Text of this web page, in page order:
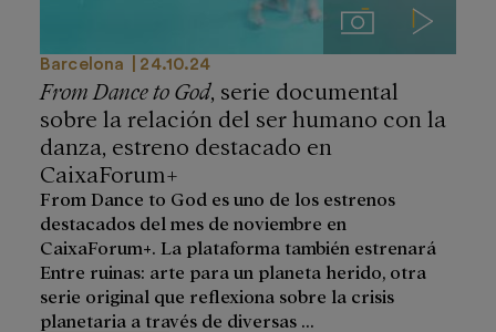
ImágenesVideos
Barcelona 24.10.24
From Dance to God, serie documental
sobre la relación del ser humano con la
danza, estreno destacado en
CaixaForum+
From Dance to God es uno de los estrenos
destacados del mes de noviembre en
CaixaForum+. La plataforma también estrenará
Entre ruinas: arte para un planeta herido, otra
serie original que reflexiona sobre la crisis
planetaria a través de diversas ...